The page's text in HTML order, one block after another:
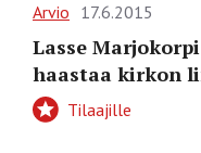
Arvio 17.6.2015
Lasse
haastaa kirkon
Tilaajille